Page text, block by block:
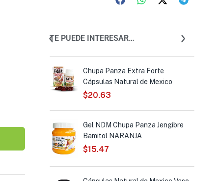
TE PUEDE INTERESAR…
Me
Chupa Panza Extra Forte
Cápsulas Natural de Mexico
$20.63
Gel NDM Chupa Panza Jengibre
Bamitol NARANJA
$15.47